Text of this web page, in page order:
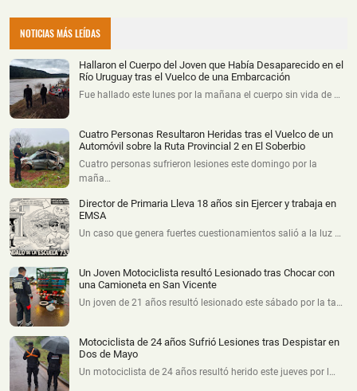
NOTICIAS MÁS LEÍDAS
Hallaron el Cuerpo del Joven que Había Desaparecido en el
Río Uruguay tras el Vuelco de una Embarcación
Fue hallado este lunes por la mañana el cuerpo sin vida de …
Cuatro Personas Resultaron Heridas tras el Vuelco de un
Automóvil sobre la Ruta Provincial 2 en El Soberbio
Cuatro personas sufrieron lesiones este domingo por la
maña…
Director de Primaria Lleva 18 años sin Ejercer y trabaja en
EMSA
Un caso que genera fuertes cuestionamientos salió a la luz …
Un Joven Motociclista resultó Lesionado tras Chocar con
una Camioneta en San Vicente
Un joven de 21 años resultó lesionado este sábado por la ta…
Motociclista de 24 años Sufrió Lesiones tras Despistar en
Dos de Mayo
Un motociclista de 24 años resultó herido este jueves por l…